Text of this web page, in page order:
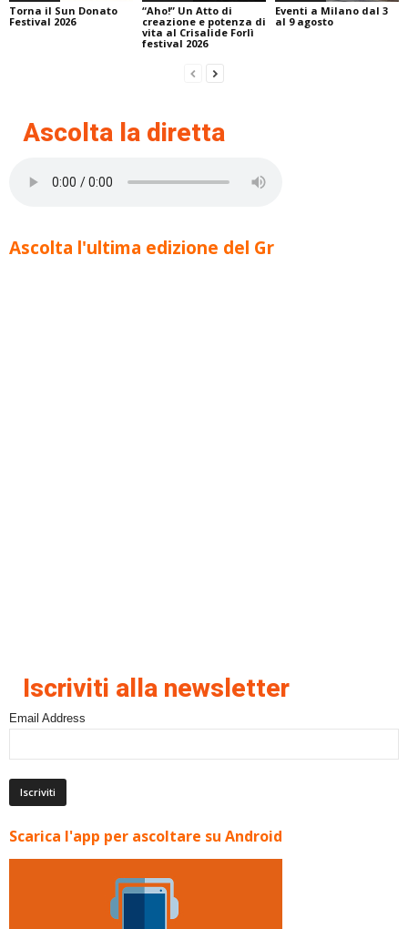
Torna il Sun Donato
Festival 2026
“Aho!” Un Atto di
creazione e potenza di
vita al Crisalide Forlì
festival 2026
Eventi a Milano dal 3
al 9 agosto
Ascolta la diretta
Ascolta l'ultima edizione del Gr
Iscriviti alla newsletter
Email Address
Scarica l'app per ascoltare su Android